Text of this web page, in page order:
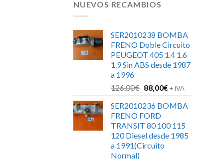
NUEVOS RECAMBIOS
SER2010238 BOMBA
FRENO Doble Circuito
PEUGEOT 405 1.4 1.6
1.9 Sin ABS desde 1987
a 1996
126,00€ El
original
era:
126,00€.
88,00€El
actual
88,00€.
+ IVA
SER2010236 BOMBA
FRENO FORD
TRANSIT 80 100 115
120 Diesel desde 1985
a 1991(Circuito
Normal)